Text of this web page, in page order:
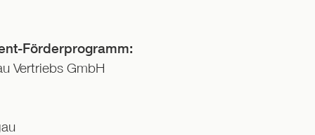
Förderprogramm:
Vertriebs GmbH